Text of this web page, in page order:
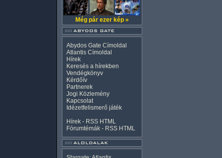
Még pár ezer kép »
Abydos Gate Címoldal
Atlantis Címoldal
Hírek
Keresés a hírekben
Vendégkönyv
Kérdőív
Partnerek
Jogi Közlemény
Kapcsolat
Idézetfelismerő játék
Hírek - RSS HTML
Fórumtémák - RSS HTML